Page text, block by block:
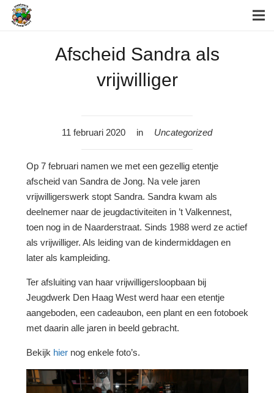
Afscheid Sandra als
vrijwilliger
11 februari 2020 in Uncategorized
Op 7 februari namen we met een gezellig etentje
afscheid van Sandra de Jong. Na vele jaren
vrijwilligerswerk stopt Sandra. Sandra kwam als
deelnemer naar de jeugdactiviteiten in ’t Valkennest,
toen nog in de Naarderstraat. Sinds 1988 werd ze actief
als vrijwilliger. Als leiding van de kindermiddagen en
later als kampleiding.
Ter afsluiting van haar vrijwilligersloopbaan bij
Jeugdwerk Den Haag West werd haar een etentje
aangeboden, een cadeaubon, een plant en een fotoboek
met daarin alle jaren in beeld gebracht.
Bekijk hier nog enkele foto’s.